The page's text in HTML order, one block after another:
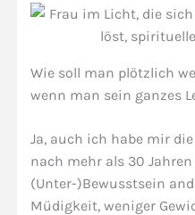
Wie soll man plötzlich
wenn man sein ganzes
Ja, auch ich habe mir
nach mehr als 30
(Unter-)Bewusstsein
Müdigkeit, weniger